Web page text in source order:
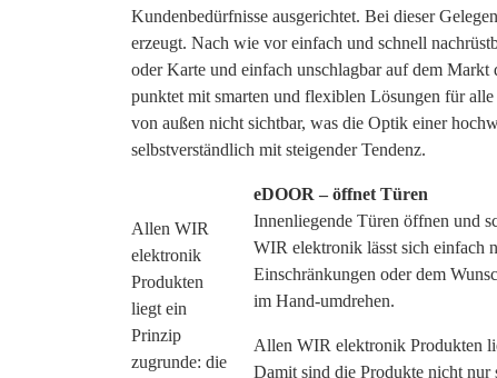
Kundenbedürfnisse ausgerichtet. Bei dieser
erzeugt. Nach wie vor einfach und schnell
oder Karte und einfach unschlagbar auf dem
punktet mit smarten und flexiblen Lösungen für
von außen nicht sichtbar, was die Optik einer
selbstverständlich mit steigender Tendenz.
Allen WIR
elektronik
Produkten
liegt ein
Prinzip
zugrunde: die
eDOOR – öffnet Türen
Innenliegende Türen öffnen und
WIR elektronik lässt sich einfach
Einschränkungen oder dem
im Hand-umdrehen.
Allen WIR elektronik Produkten
Damit sind die Produkte nicht nur